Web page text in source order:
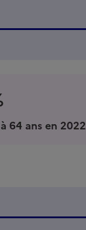
64 ans en 2022